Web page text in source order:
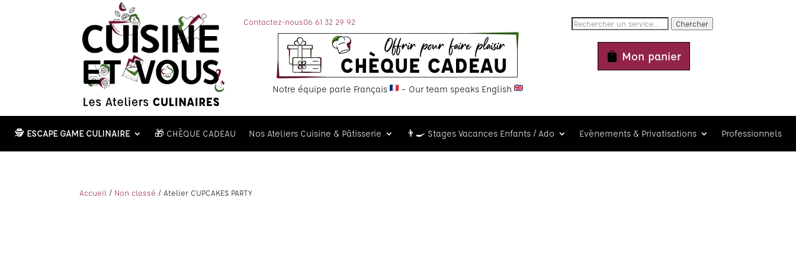
Contactez-nous06 61 32 29 92
Notre équipe parle Français – Our team speaks English
Chercher
Mon panier
🕵️ ESCAPE GAME CULINAIRE 🎁 CHÈQUE CADEAU Nos Ateliers Cuisine & Pâtisserie 👨‍🍳 Stages Vacances Enfants / Ado Evènements & Privatisations Professionnels
Accueil / Non classé / Atelier CUPCAKES PARTY